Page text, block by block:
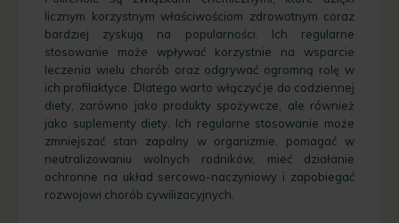
licznym korzystnym właściwościom zdrowotnym coraz
bardziej zyskują na popularności. Ich regularne
stosowanie może wpływać korzystnie na wsparcie
leczenia wielu chorób oraz odgrywać ogromną rolę w
ich profilaktyce. Dlatego warto włączyć je do codziennej
diety, zarówno jako produkty spożywcze, ale również
jako suplementy diety. Ich regularne stosowanie może
zmniejszać stan zapalny w organizmie, pomagać w
neutralizowaniu wolnych rodników, mieć działanie
ochronne na układ sercowo-naczyniowy i zapobiegać
rozwojowi chorób cywilizacyjnych.